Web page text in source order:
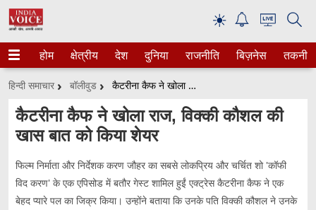
☀
होम क्षेत्रीय देश दुनिया राजनीति बिज़नेस तकनीक
हिन्दी समाचार बॉलीवुड कैटरीना कैफ ने खोला राज, विक्की कौशल की खास बात को किया शेयर
कैटरीना कैफ ने खोला राज, विक्की कौशल की
खास बात को किया शेयर
फिल्म निर्माता और निर्देशक करण जौहर का सबसे लोकप्रिय और चर्चित शो 'कॉफी
विद करण' के एक एपिसोड में बतौर गेस्ट शामिल हुईं एक्ट्रेस कैटरीना कैफ ने एक
बेहद प्यारे पल का जिक्र किया। उन्होंने बताया कि उनके पति विक्की कौशल ने उनके